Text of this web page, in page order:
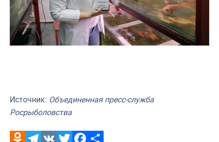
Источник: Объединенная пресс-служба
Росрыболовства